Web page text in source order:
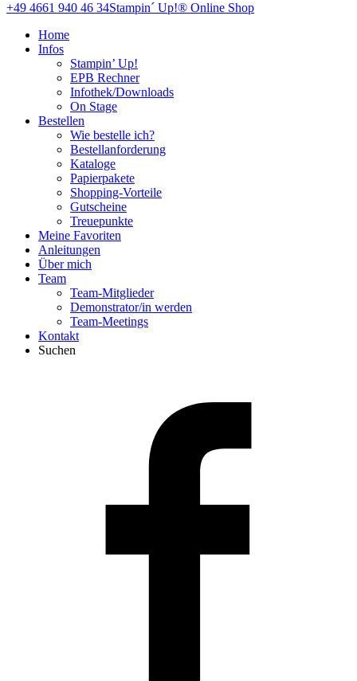
+49 4661 940 46 34Stampin´ Up!® Online Shop
Home
Infos
Stampin’ Up!
EPB Rechner
Infothek/Downloads
On Stage
Bestellen
Wie bestelle ich?
Bestellanforderung
Kataloge
Papierpakete
Shopping-Vorteile
Gutscheine
Treuepunkte
Meine Favoriten
Anleitungen
Über mich
Team
Team-Mitglieder
Demonstrator/in werden
Team-Meetings
Kontakt
Suchen